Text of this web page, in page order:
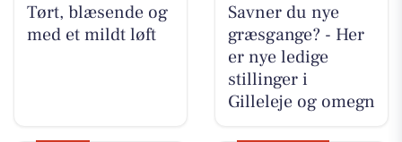
Tørt, blæsende og
med et mildt løft
Savner du nye
græsgange? - Her
er nye ledige
stillinger i
Gilleleje og omegn